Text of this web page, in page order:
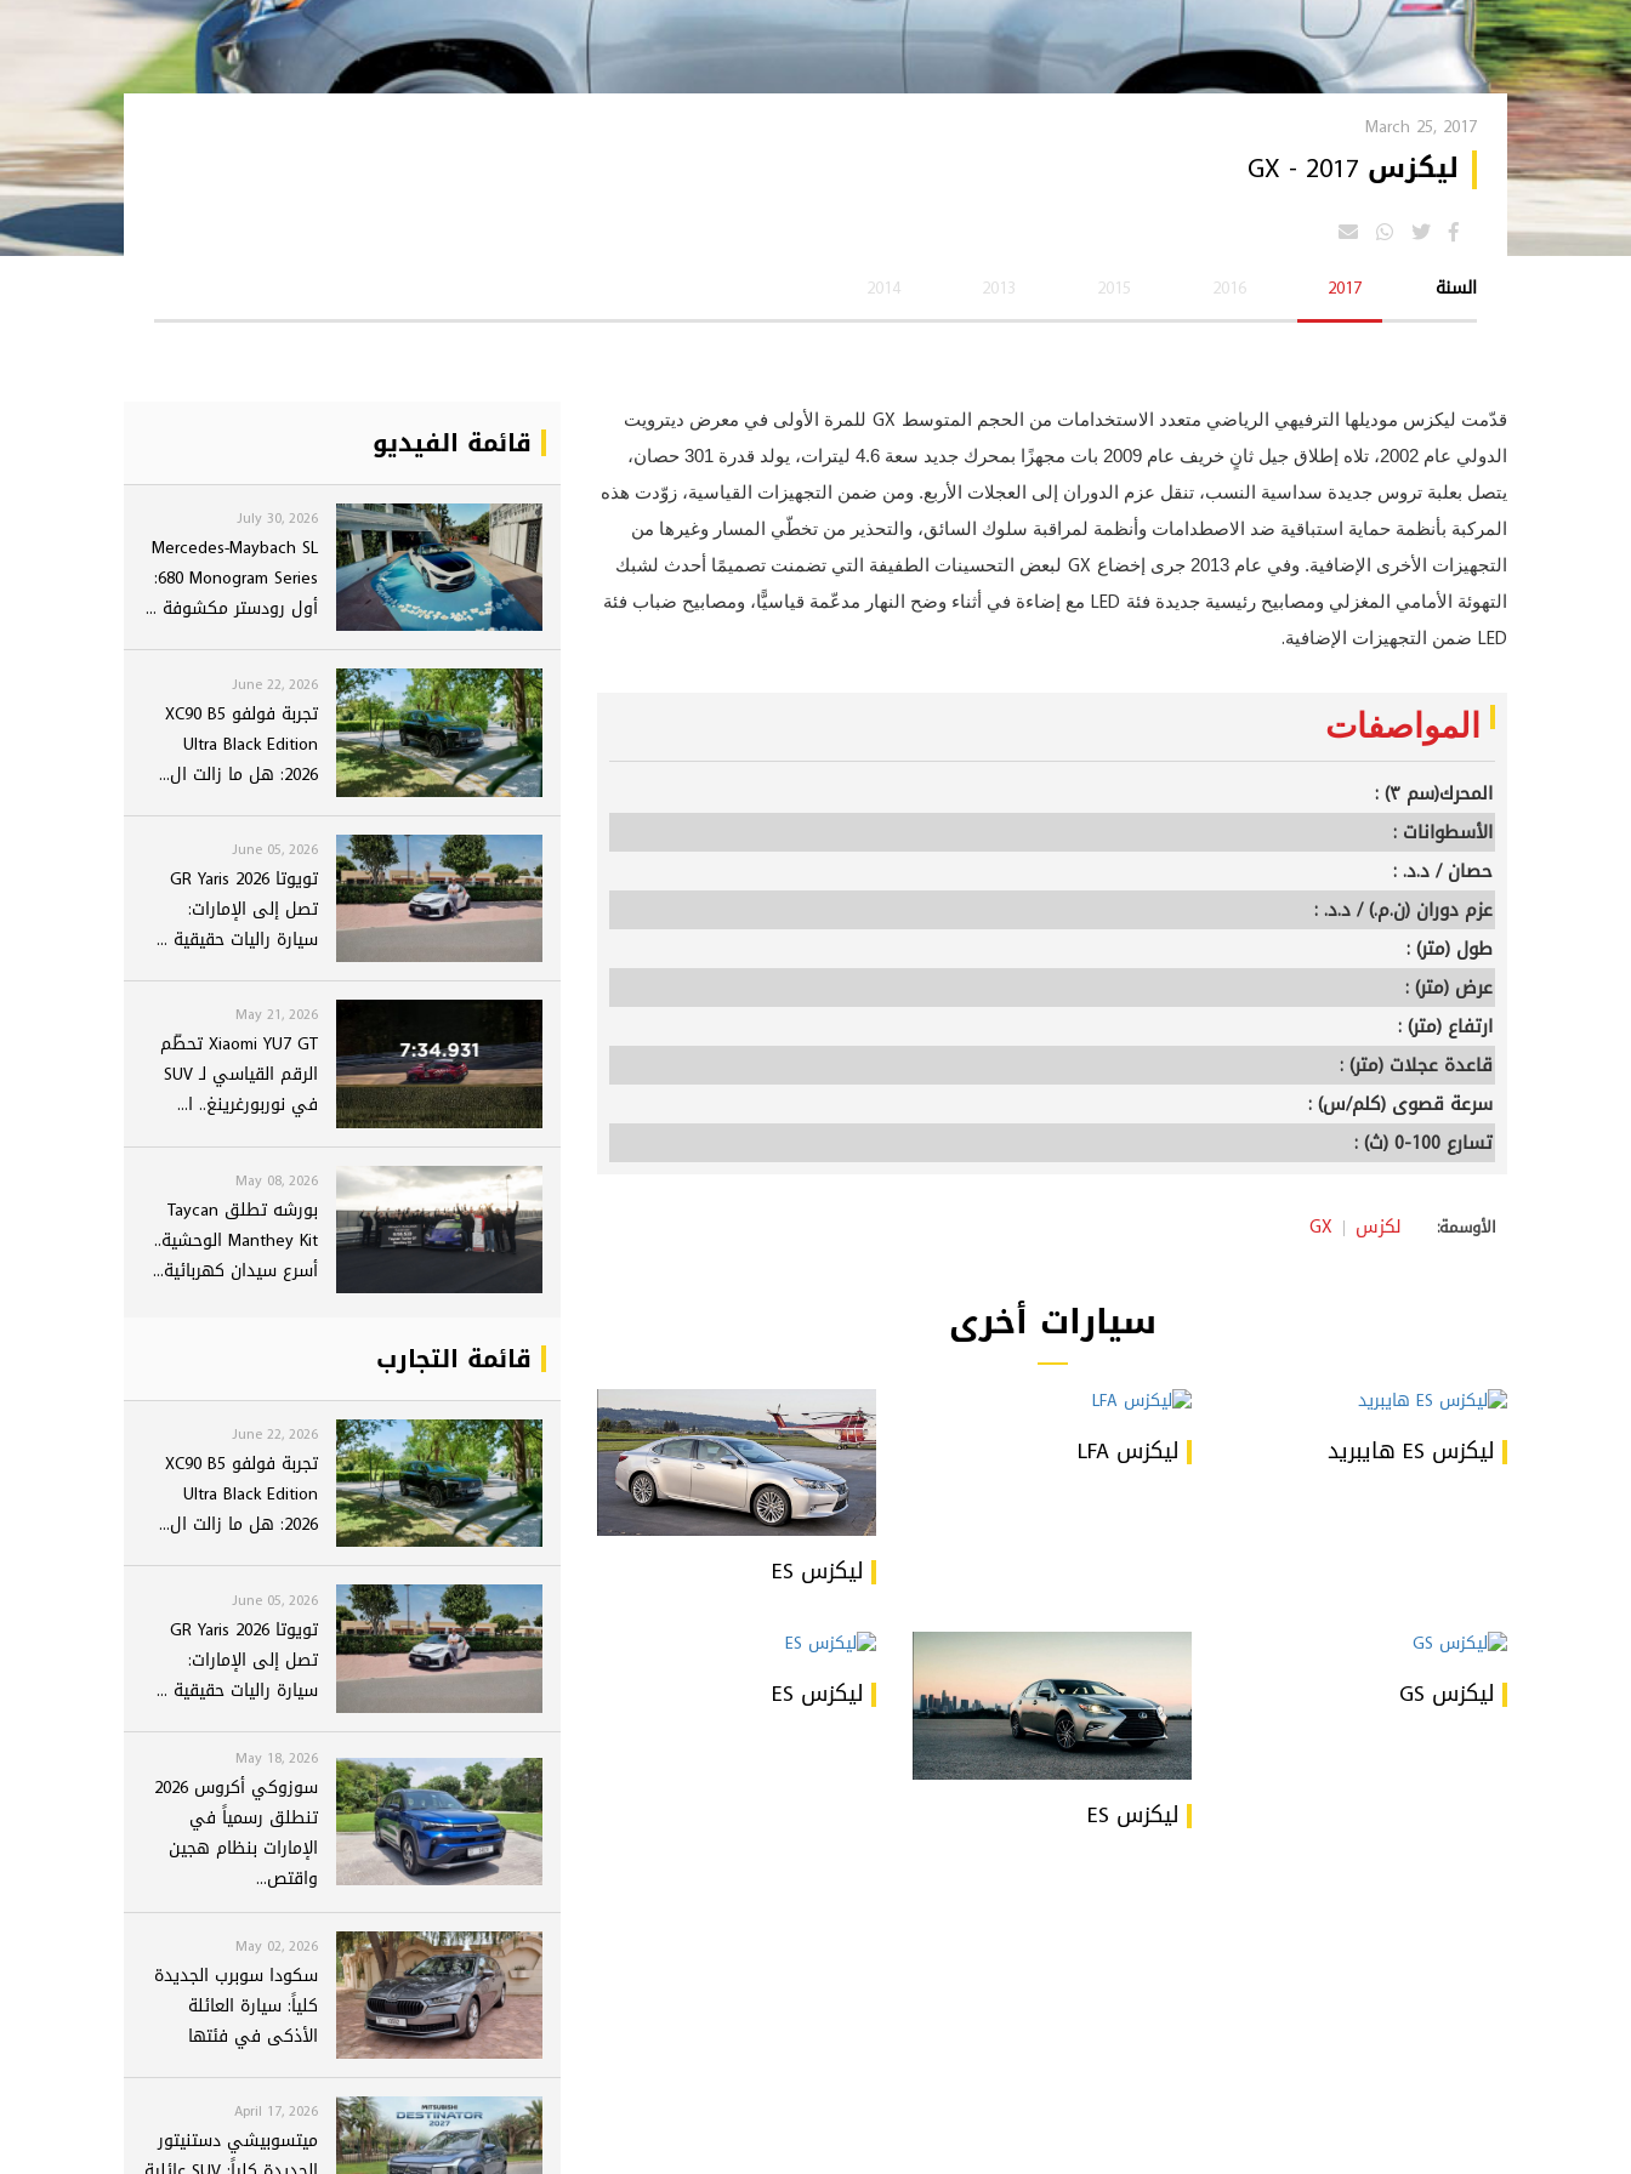
March 25, 2017
ليكزس GX - 2017
السنة 2017
2016
2015
2013
2014
قدّمت ليكزس موديلها الترفيهي الرياضي متعدد الاستخدامات من الحجم المتوسط
للمرة الأولى في معرض ديترويت
الدولي عام 2002، تلاه إطلاق جيل ثانٍ خريف عام 2009 بات مجهزًا بمحرك جديد سعة 4.6 ليترات، يولد قدرة 301 حصان،
يتصل بعلبة تروس جديدة سداسية النسب، تنقل عزم الدوران إلى العجلات الأربع. ومن ضمن التجهيزات القياسية، زوّدت هذه
المركبة بأنظمة حماية استباقية ضد الاصطدامات وأنظمة لمراقبة سلوك السائق، والتحذير من تخطّي المسار وغيرها من
التجهيزات الأخرى الإضافية. وفي عام 2013 جرى إخضاع
لبعض التحسينات الطفيفة التي تضمنت تصميمًا أحدث لشبك
التهوئة الأمامي المغزلي ومصابيح رئيسية جديدة فئة
مع إضاءة في أثناء وضح النهار مدعّمة قياسيًّا، ومصابيح ضباب فئة
LED ضمن التجهيزات الإضافية.
المواصفات
المحرك(سم ٣) :
الأسطوانات :
حصان / د.د. :
عزم دوران (ن.م.) / د.د. :
طول (متر) :
عرض (متر) :
ارتفاع (متر) :
قاعدة عجلات (متر) :
سرعة قصوى (كلم/س) :
تسارع 100-0 (ث) :
الأوسمة: لكزس GX
سيارات أخرى
ليكزس ES هايبريد ليكزس LFA
ليكزس ES
ليكزس GS
ليكزس ES
ليكزس ES
قائمة الفيديو
July 30, 2026
Mercedes-Maybach SL
680 Monogram Series:
أول رودستر مكشوفة ...
June 22, 2026
تجربة فولفو XC90 B5
Ultra Black Edition
2026: هل ما زالت ال...
June 05, 2026
تويوتا GR Yaris 2026
تصل إلى الإمارات:
سيارة راليات حقيقية ...
May 21, 2026
Xiaomi YU7 GT تحطّم
الرقم القياسي لـ SUV
في نوربورغرينغ.. ا...
May 08, 2026
بورشه تطلق Taycan
Manthey Kit الوحشية..
أسرع سيدان كهربائية...
قائمة التجارب
June 22, 2026
تجربة فولفو XC90 B5
Ultra Black Edition
2026: هل ما زالت ال...
June 05, 2026
تويوتا GR Yaris 2026
تصل إلى الإمارات:
سيارة راليات حقيقية ...
May 18, 2026
سوزوكي أكروس 2026
تنطلق رسمياً في
الإمارات بنظام هجين
واقتص...
May 02, 2026
سكودا سوبرب الجديدة
كلياً: سيارة العائلة
الأذكى في فئتها
April 17, 2026
ميتسوبيشي دستنيتور